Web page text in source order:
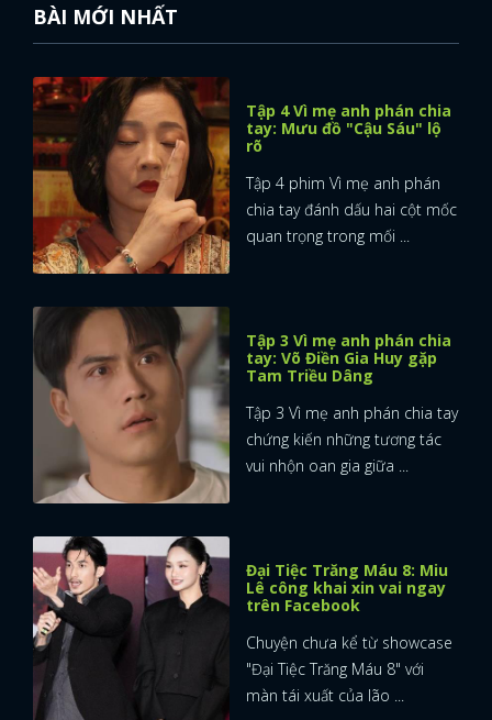
BÀI MỚI NHẤT
Tập 4 Vì mẹ anh phán chia
tay: Mưu đồ "Cậu Sáu" lộ
rõ
Tập 4 phim Vì mẹ anh phán
chia tay đánh dấu hai cột mốc
quan trọng trong mối ...
Tập 3 Vì mẹ anh phán chia
tay: Võ Điền Gia Huy gặp
Tam Triều Dâng
Tập 3 Vì mẹ anh phán chia tay
chứng kiến những tương tác
vui nhộn oan gia giữa ...
Đại Tiệc Trăng Máu 8: Miu
Lê công khai xin vai ngay
trên Facebook
Chuyện chưa kể từ showcase
"Đại Tiệc Trăng Máu 8" với
màn tái xuất của lão ...